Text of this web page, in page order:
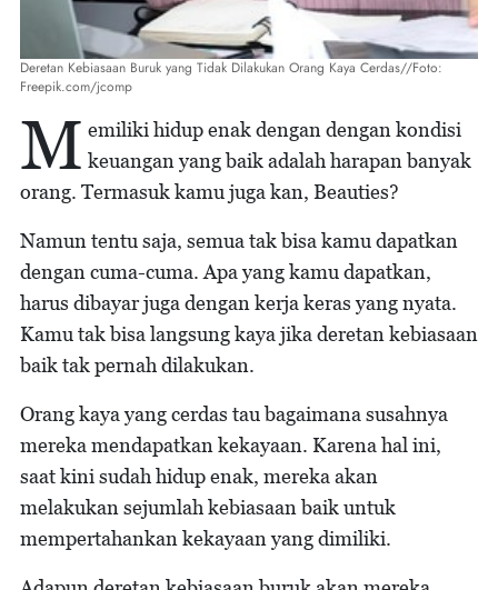
Deretan Kebiasaan Buruk yang Tidak Dilakukan Orang Kaya Cerdas//Foto:
Freepik.com/jcomp
M emiliki hidup enak dengan dengan kondisi
keuangan yang baik adalah harapan banyak
orang. Termasuk kamu juga kan, Beauties?
Namun tentu saja, semua tak bisa kamu dapatkan
dengan cuma-cuma. Apa yang kamu dapatkan,
harus dibayar juga dengan kerja keras yang nyata.
Kamu tak bisa langsung kaya jika deretan kebiasaan
baik tak pernah dilakukan.
Orang kaya yang cerdas tau bagaimana susahnya
mereka mendapatkan kekayaan. Karena hal ini,
saat kini sudah hidup enak, mereka akan
melakukan sejumlah kebiasaan baik untuk
mempertahankan kekayaan yang dimiliki.